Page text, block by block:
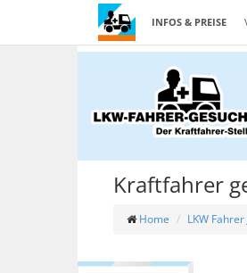
INFOS & PREISE
Kraftfahrer
Home LKW Fahrer